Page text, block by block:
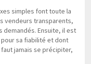
simples font toute la
vendeurs transparents,
Ensuite, il est
sa fiabilité et dont
jamais se précipiter,